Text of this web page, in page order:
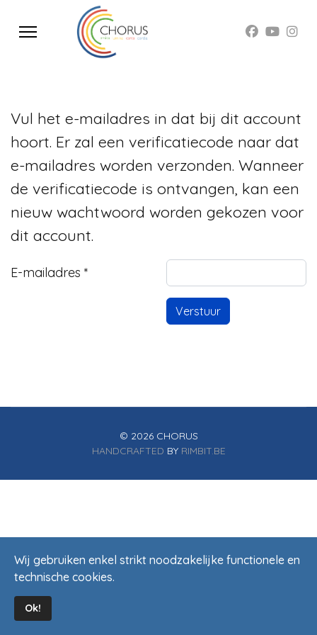
Vul het e-mailadres in dat bij dit account
hoort. Er zal een verificatiecode naar dat
e-mailadres worden verzonden. Wanneer
de verificatiecode is ontvangen, kan een
nieuw wachtwoord worden gekozen voor
dit account.
E-mailadres *
Verstuur
© 2026 CHORUS
HANDCRAFTED BY RIMBIT.BE
Wij gebruiken enkel strikt noodzakelijke functionele en
technische cookies.
Ok!